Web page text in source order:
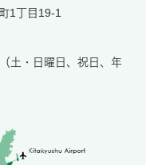
1丁目19-1
土・日曜日、祝日、年